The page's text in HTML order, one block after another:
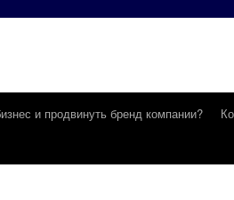
и продвинуть бренд компании?